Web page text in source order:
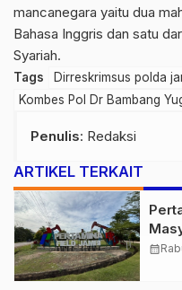
mancanegara yaitu dua
Bahasa Inggris dan satu
Syariah.
Tags Dirreskrimsus polda
Kombes Pol Dr Bambang
Penulis: Redaksi
ARTIKEL TERKAIT
Atas
calendar_month